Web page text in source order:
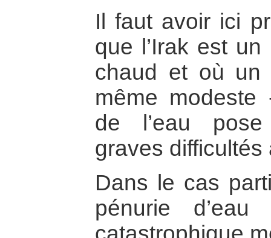
Il faut avoir ici
que l’Irak est
chaud et où un
même
de l’eau pose
graves difficultés
Dans le cas
pénurie